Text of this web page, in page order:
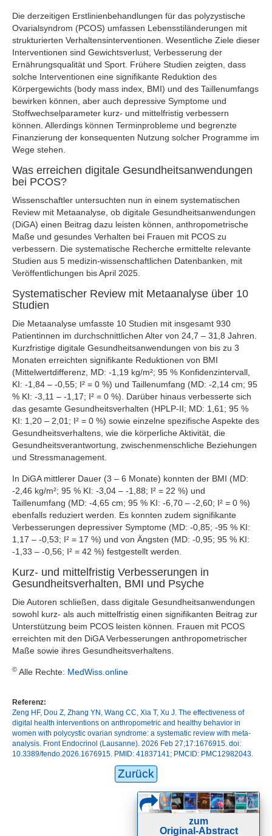
Die derzeitigen Erstlinienbehandlungen für das polyzystische
Ovarialsyndrom (PCOS) umfassen Lebensstiländerungen mit
strukturierten Verhaltensinterventionen. Wesentliche Ziele dieser
Interventionen sind Gewichtsverlust, Verbesserung der
Ernährungsqualität und Sport. Frühere Studien zeigten, dass
solche Interventionen eine signifikante Reduktion des
Körpergewichts (body mass index, BMI) und des Taillenumfangs
bewirken können, aber auch depressive Symptome und
Stoffwechselparameter kurz- und mittelfristig verbessern
können. Allerdings können Terminprobleme und begrenzte
Finanzierung der konsequenten Nutzung solcher Programme im
Wege stehen.
Was erreichen digitale Gesundheitsanwendungen
bei PCOS?
Wissenschaftler untersuchten nun in einem systematischen
Review mit Metaanalyse, ob digitale Gesundheitsanwendungen
(DiGA) einen Beitrag dazu leisten können, anthropometrische
Maße und gesundes Verhalten bei Frauen mit PCOS zu
verbessern. Die systematische Recherche ermittelte relevante
Studien aus 5 medizin-wissenschaftlichen Datenbanken, mit
Veröffentlichungen bis April 2025.
Systematischer Review mit Metaanalyse über 10
Studien
Die Metaanalyse umfasste 10 Studien mit insgesamt 930
Patientinnen im durchschnittlichen Alter von 24,7 – 31,8 Jahren.
Kurzfristige digitale Gesundheitsanwendungen von bis zu 3
Monaten erreichten signifikante Reduktionen von BMI
(Mittelwertdifferenz, MD: -1,19 kg/m²; 95 % Konfidenzintervall,
KI: -1,84 – -0,55; I² = 0 %) und Taillenumfang (MD: -2,14 cm; 95
% KI: -3,11 – -1,17; I² = 0 %). Darüber hinaus verbesserte sich
das gesamte Gesundheitsverhalten (HPLP-II; MD: 1,61; 95 %
KI: 1,20 – 2,01; I² = 0 %) sowie einzelne spezifische Aspekte des
Gesundheitsverhaltens, wie die körperliche Aktivität, die
Gesundheitsverantwortung, zwischenmenschliche Beziehungen
und Stressmanagement.
In DiGA mittlerer Dauer (3 – 6 Monate) konnten der BMI (MD:
-2,46 kg/m²; 95 % KI: -3,04 – -1,88; I² = 22 %) und
Taillenumfang (MD: -4,65 cm; 95 % KI: -6,70 – -2,60; I² = 0 %)
ebenfalls reduziert werden. Es konnten zudem signifikante
Verbesserungen depressiver Symptome (MD: -0,85; -95 % KI:
1,17 – -0,53; I² = 17 %) und von Ängsten (MD: -0,95; 95 % KI:
-1,33 – -0,56; I² = 42 %) festgestellt werden.
Kurz- und mittelfristig Verbesserungen in
Gesundheitsverhalten, BMI und Psyche
Die Autoren schließen, dass digitale Gesundheitsanwendungen
sowohl kurz- als auch mittelfristig einen signifikanten Beitrag zur
Unterstützung beim PCOS leisten können. Frauen mit PCOS
erreichten mit den DiGA Verbesserungen anthropometrischer
Maße sowie ihres Gesundheitsverhaltens.
© Alle Rechte: MedWiss.online
Referenz:
Zeng HF, Dou Z, Zhang YN, Wang CC, Xia T, Xu J. The effectiveness of
digital health interventions on anthropometric and healthy behavior in
women with polycystic ovarian syndrome: a systematic review with meta-
analysis. Front Endocrinol (Lausanne). 2026 Feb 27;17:1676915. doi:
10.3389/fendo.2026.1676915. PMID: 41837141; PMCID: PMC12982043.
Zurück
zum
Original-Abstract